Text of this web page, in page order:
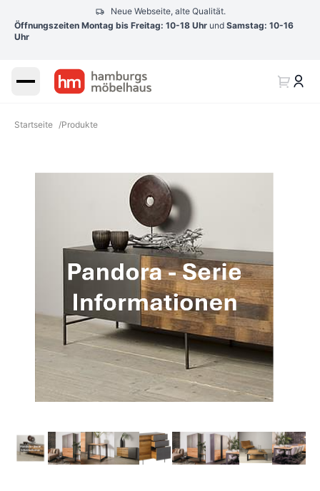
Neue Webseite, alte Qualität.
Öffnungszeiten Montag bis Freitag: 10-18 Uhr und Samstag: 10-16
Uhr
Startseite /Produkte